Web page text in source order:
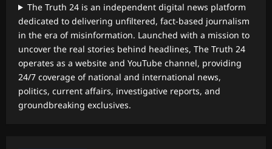
The Truth 24 is an independent digital news platform
dedicated to delivering unfiltered, fact-based journalism
in the era of misinformation. Launched with a mission to
uncover the real stories behind headlines, The Truth 24
operates as a website and YouTube channel, providing
24/7 coverage of national and international news,
politics, current affairs, investigative reports, and
groundbreaking exclusives.